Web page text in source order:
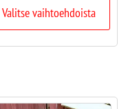
Valitse vaihtoehdoista